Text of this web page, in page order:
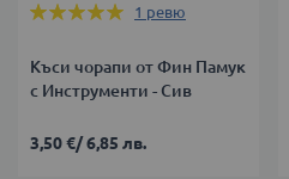
Оценка:
1 ревю
Къси чорапи от Фин Памук
с Инструменти - Сив
3,50 €/6,85 лв.